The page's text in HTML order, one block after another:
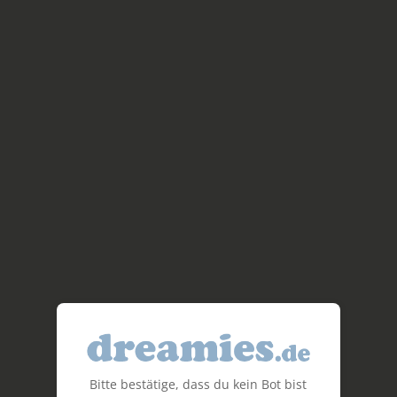
Bitte bestätige, dass du kein Bot bist